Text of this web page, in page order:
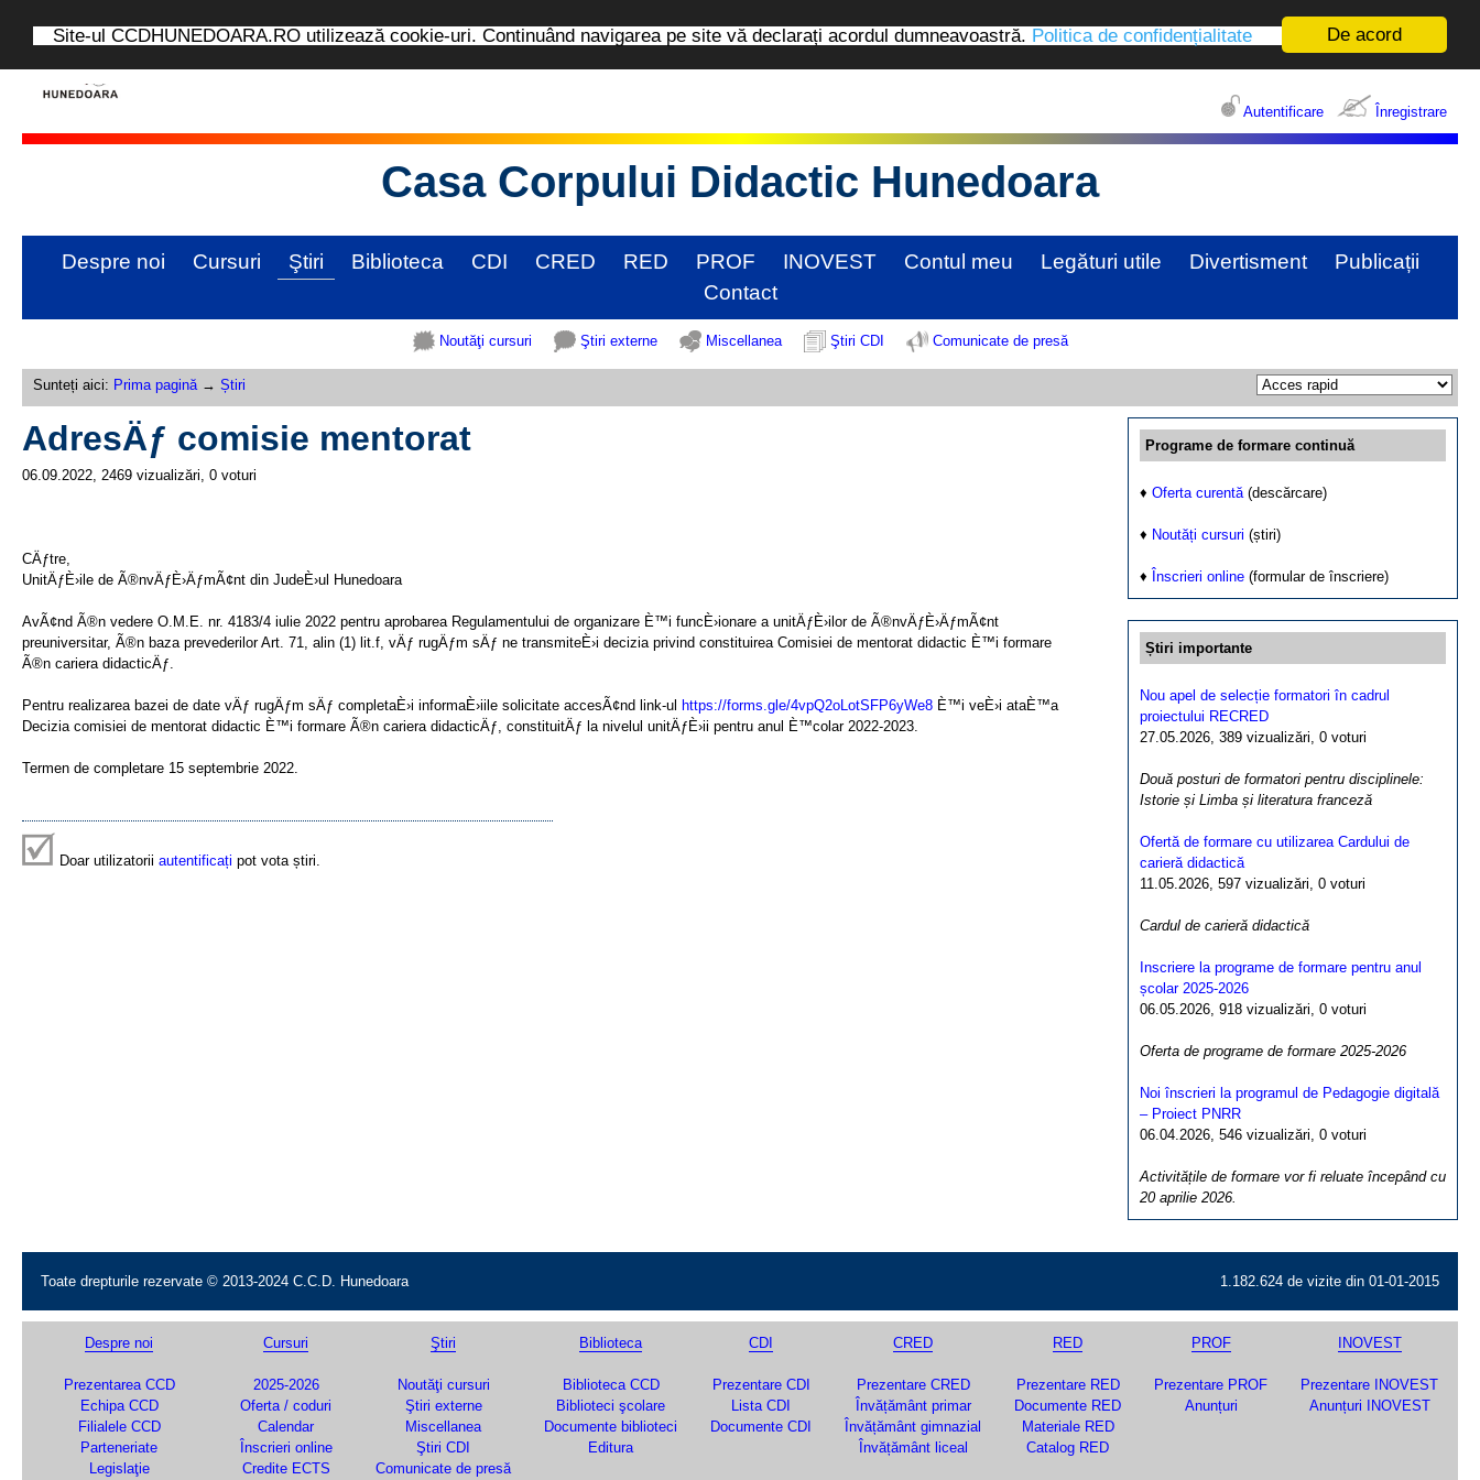
De acord
Site-ul CCDHUNEDOARA.RO utilizează cookie-uri. Continuând navigarea pe site vă declarați acordul dumneavoastră. Politica de confidențialitate
Autentificare Înregistrare
Casa Corpului Didactic Hunedoara
Despre noi Cursuri Ştiri Biblioteca CDI CRED RED PROF INOVEST Contul meu Legături utile Divertisment
Publicații
Contact
Noutăţi cursuri Ştiri externe Miscellanea Ştiri CDI Comunicate de presă
Sunteți aici: Prima pagină→ Știri
Programe de formare continuă
♦ Oferta curentă(descărcare)
♦ Noutăți cursuri (știri)
♦ Înscrieri online (formular de înscriere)
Știri importante
Nou apel de selecție formatori în cadrul
proiectului RECRED
27.05.2026, 389 vizualizări, 0 voturi
Două posturi de formatori pentru disciplinele:
Istorie și Limba și literatura franceză
Ofertă de formare cu utilizarea Cardului de
carieră didactică
11.05.2026, 597 vizualizări, 0 voturi
Cardul de carieră didactică
Inscriere la programe de formare pentru anul
școlar 2025-2026
06.05.2026, 918 vizualizări, 0 voturi
Oferta de programe de formare 2025-2026
Noi înscrieri la programul de Pedagogie digitală
– Proiect PNRR
06.04.2026, 546 vizualizări, 0 voturi
Activitățile de formare vor fi reluate începând cu
20 aprilie 2026.
AdresÄƒ comisie mentorat
06.09.2022, 2469 vizualizări, 0 voturi
CÄƒtre,
UnitÄƒÈ›ile de Ã®nvÄƒÈ›ÄƒmÃ¢nt din JudeÈ›ul Hunedoara
AvÃ¢nd Ã®n vedere O.M.E. nr. 4183/4 iulie 2022 pentru aprobarea Regulamentului de organizare È™i funcÈ›ionare a unitÄƒÈ›ilor de Ã®nvÄƒÈ›ÄƒmÃ¢nt
preuniversitar, Ã®n baza prevederilor Art. 71, alin (1) lit.f, vÄƒ rugÄƒm sÄƒ ne transmiteÈ›i decizia privind constituirea Comisiei de mentorat didactic È™i formare
Ã®n cariera didacticÄƒ.
Pentru realizarea bazei de date vÄƒ rugÄƒm sÄƒ completaÈ›i informaÈ›iile solicitate accesÃ¢nd link-ul https://forms.gle/4vpQ2oLotSFP6yWe8 È™i veÈ›i ataÈ™a
Decizia comisiei de mentorat didactic È™i formare Ã®n cariera didacticÄƒ, constituitÄƒ la nivelul unitÄƒÈ›ii pentru anul È™colar 2022-2023.
Termen de completare 15 septembrie 2022.
Doar utilizatorii autentificați pot vota știri.
Toate drepturile rezervate © 2013-2024 C.C.D. Hunedoara 1.182.624 de vizite din 01-01-2015
Despre noi
Prezentarea CCD
Echipa CCD
Filialele CCD
Parteneriate
Legislaţie
Cursuri
2025-2026
Oferta / coduri
Calendar
Înscrieri online
Credite ECTS
Ştiri
Noutăţi cursuri
Ştiri externe
Miscellanea
Ştiri CDI
Comunicate de presă
Biblioteca
Biblioteca CCD
Biblioteci şcolare
Documente biblioteci
Editura
CDI
Prezentare CDI
Lista CDI
Documente CDI
CRED
Prezentare CRED
Învățământ primar
Învățământ gimnazial
Învățământ liceal
RED
Prezentare RED
Documente RED
Materiale RED
Catalog RED
PROF
Prezentare PROF
Anunțuri
INOVEST
Prezentare INOVEST
Anunțuri INOVEST